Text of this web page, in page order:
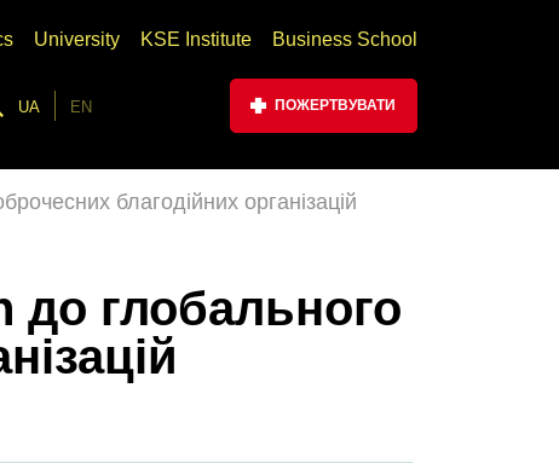
University KSE Institute Business School
UA EN ПОЖЕРТВУВАТИ
благодійних організацій
глобального